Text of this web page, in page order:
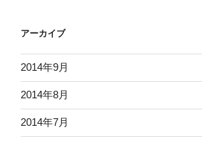
アーカイブ
2014年9月
2014年8月
2014年7月